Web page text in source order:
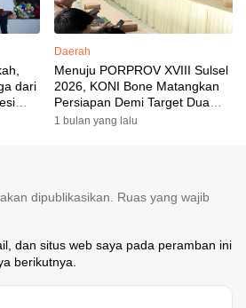
dari
Daerah
Menuju PORPROV XVIII Sulsel
2026, KONI Bone Matangkan
Persiapan Demi Target Dua
Besar
1 bulan yang lalu
dipublikasikan.
Ruas yang wajib
dan situs web saya pada peramban ini
berikutnya.